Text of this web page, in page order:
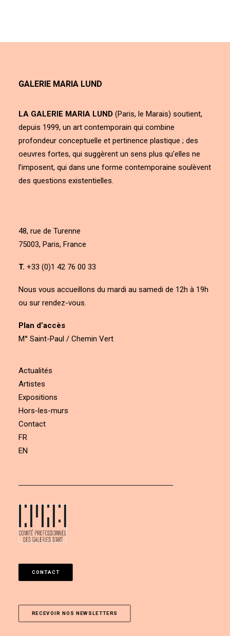
GALERIE MARIA LUND
LA GALERIE MARIA LUND (Paris, le Marais) soutient,
depuis 1999, un art contemporain qui combine
profondeur conceptuelle et pertinence plastique ; des
oeuvres fortes, qui suggèrent un sens plus qu’elles ne
l’imposent, qui dans une forme contemporaine soulèvent
des questions existentielles.
48, rue de Turenne
75003, Paris, France
T. +33 (0)1 42 76 00 33
Nous vous accueillons du mardi au samedi de 12h à 19h
ou sur rendez-vous.
Plan d’accès
M° Saint-Paul / Chemin Vert
Actualités
Artistes
Expositions
Hors-les-murs
Contact
FR
EN
CONTACT
RECEVOIR NOS NEWSLETTERS